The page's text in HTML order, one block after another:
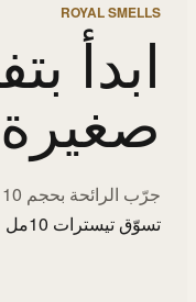
ROYAL SMELLS
ابدأ
صغيرة
جرّب الرائحة بحجم 10 مل قبل الانتقال إلى اختيار أكبر.
تسوّق تيسترات 10مل